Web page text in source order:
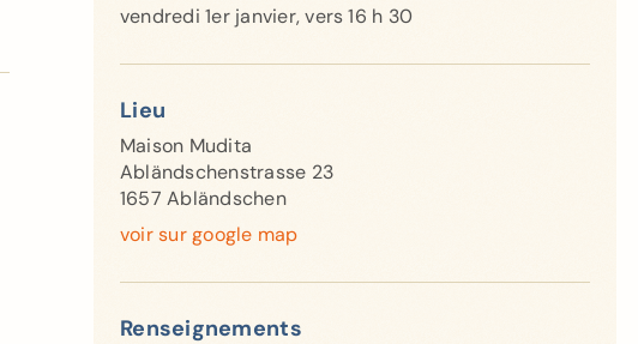
vendredi 1er janvier, vers 16 h 30
Lieu
Maison Mudita
Abländschenstrasse 23
1657 Abländschen
voir sur google map
Renseignements